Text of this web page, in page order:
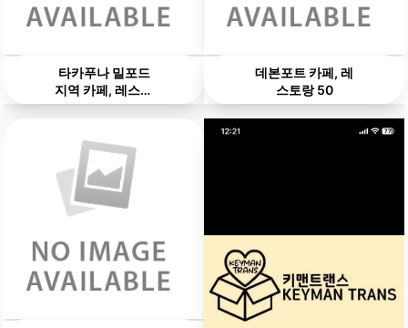
타카푸나 밀포드
지역 카페, 레스토
랑 100
데본포트 카페, 레
스토랑 50